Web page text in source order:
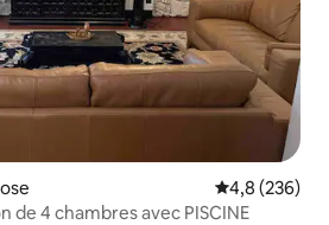
Évaluation
4,8 (236)
de 4 chambres avec PISCINE